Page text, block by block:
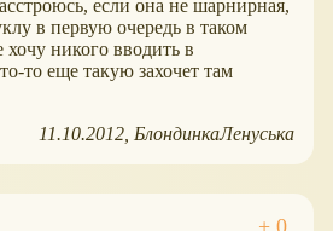
если она не шарнирная,
в первую очередь в таком
хочу никого вводить в
то еще такую захочет там
11.10.2012 БлондинкаЛенуська